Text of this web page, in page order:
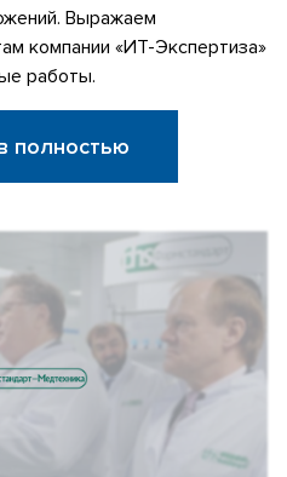
Выражаем
компании «ИТ-Экспертиза»
работы.
полностью